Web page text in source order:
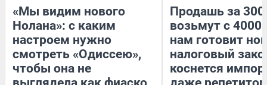
«Мы видим нового
Нолана»: с каким
настроем нужно
смотреть «Одиссею»,
чтобы она не
Продашь за
возьмут с
нам готовит
налоговый
коснется